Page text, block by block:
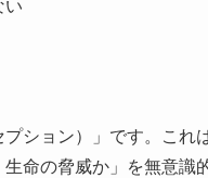
い
ション）」です。これ
命の脅威か」を無意識